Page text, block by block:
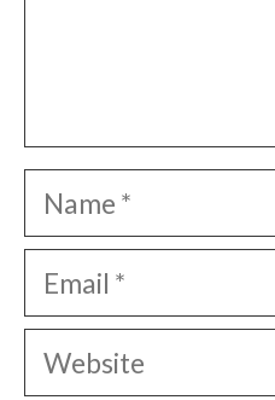
Name
Email
Website